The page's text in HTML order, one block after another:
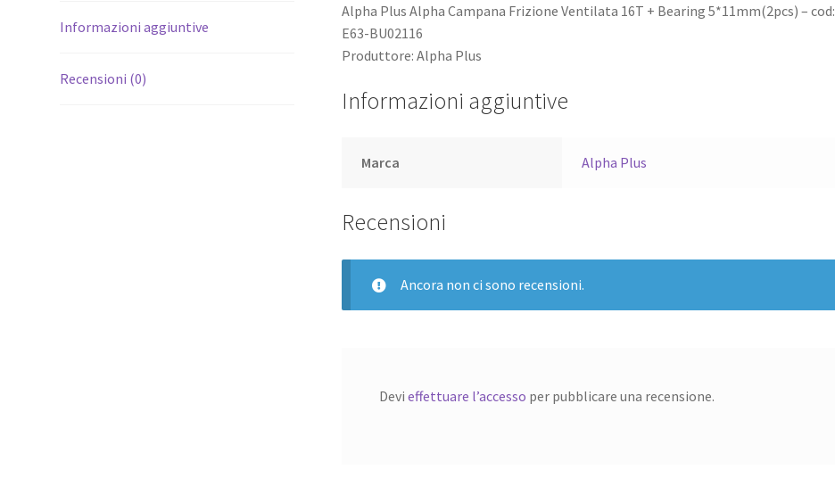
Informazioni aggiuntive
Recensioni (0)
Alpha Plus Alpha Campana Frizione Ventilata 16T + Bearing 5*11mm(2pcs) – cod:
E63-BU02116
Produttore: Alpha Plus
Informazioni aggiuntive
Marca Alpha Plus
Recensioni
Ancora non ci sono recensioni.
Devi effettuare l’accesso per pubblicare una recensione.